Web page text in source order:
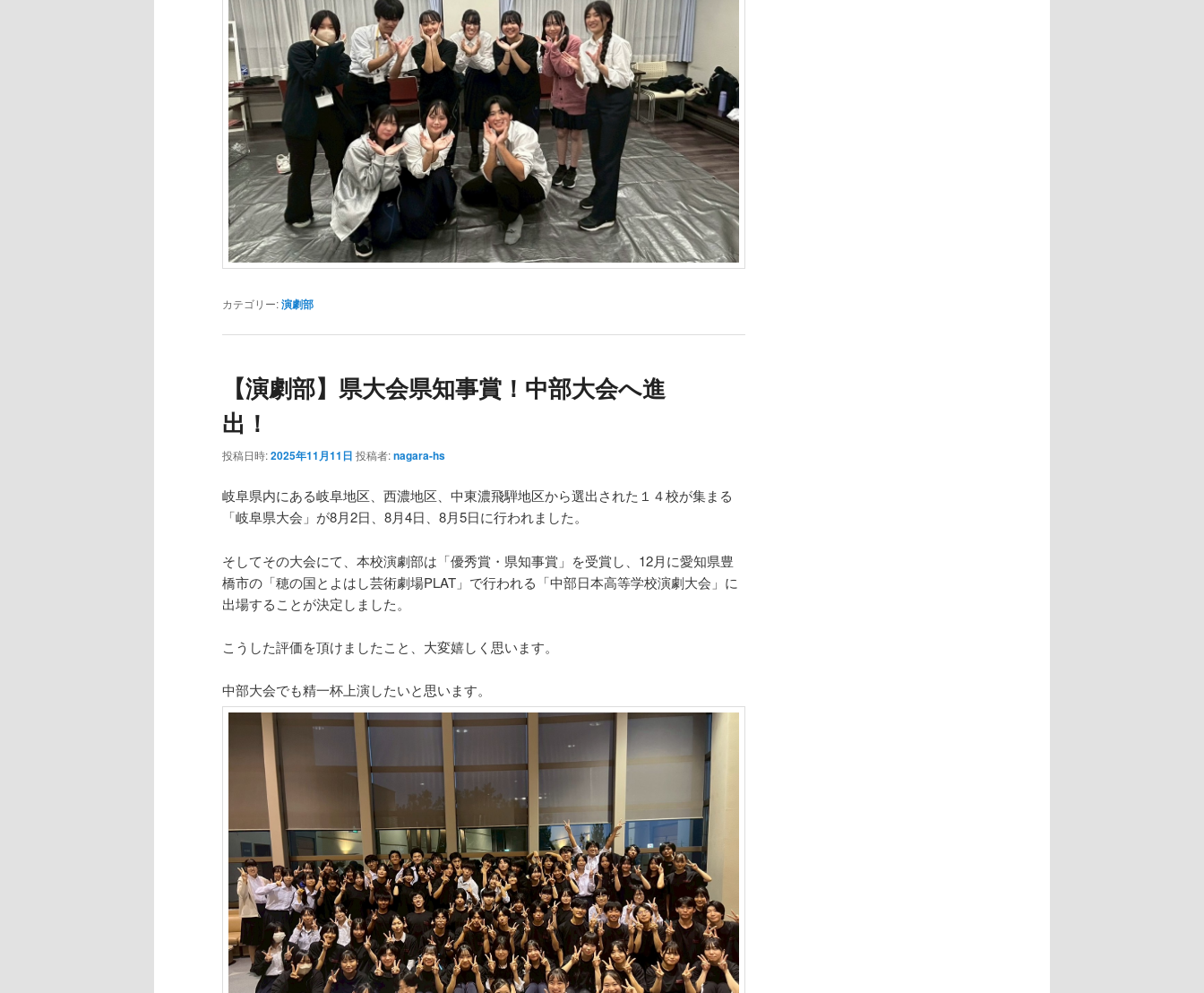
カテゴリー:演劇部
【演劇部】県大会県知事賞！中部大会へ進
出！
投稿日時:2025年11月11日 投稿者:nagara-hs
岐阜県内にある岐阜地区、西濃地区、中東濃飛騨地区から選出された１４校が集まる
「岐阜県大会」が8月2日、8月4日、8月5日に行われました。
そしてその大会にて、本校演劇部は「優秀賞・県知事賞」を受賞し、12月に愛知県豊
橋市の「穂の国とよはし芸術劇場PLAT」で行われる「中部日本高等学校演劇大会」に
出場することが決定しました。
こうした評価を頂けましたこと、大変嬉しく思います。
中部大会でも精一杯上演したいと思います。